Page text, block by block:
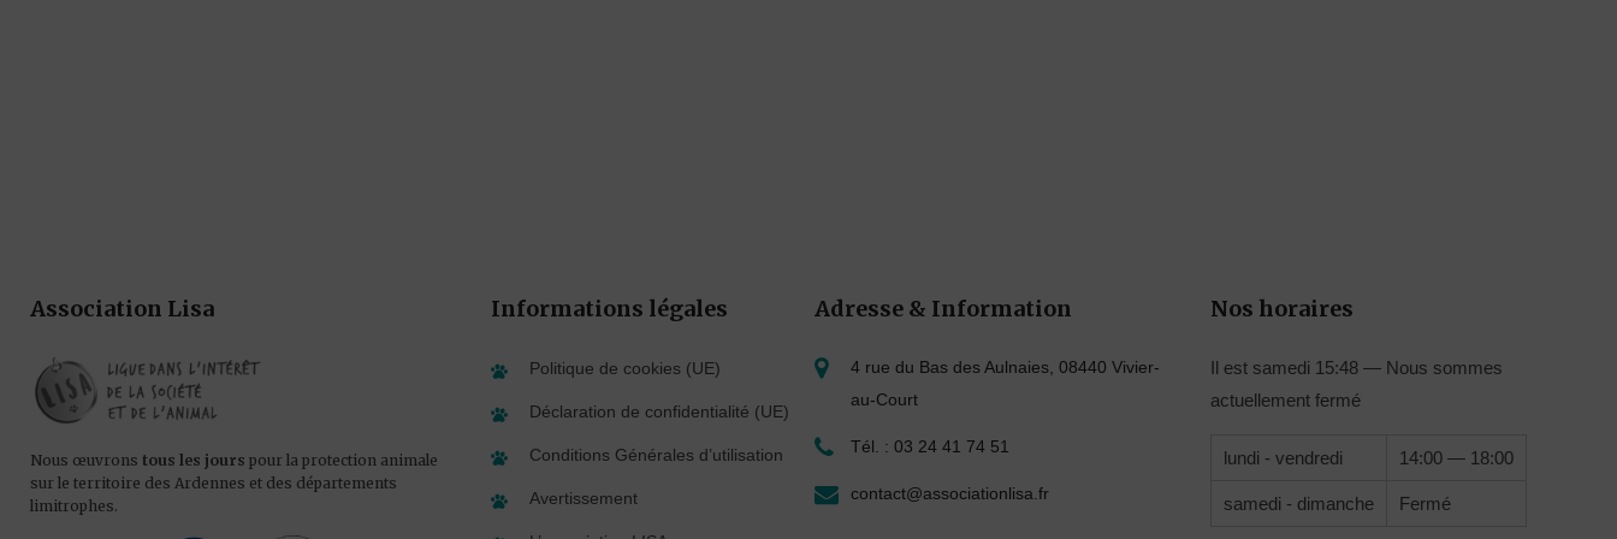
Association Lisa
Nous œuvrons tous les jours pour la protection animale
sur le territoire des Ardennes et des départements
limitrophes.
Informations légales
Politique de cookies (UE)
Déclaration de confidentialité (UE)
Conditions Générales d’utilisation
Avertissement
Adresse & Information
4 rue du Bas des Aulnaies, 08440 Vivier-
au-Court
Tél. : 03 24 41 74 51
contact@associationlisa.fr
Nos horaires
Il estsamedi 15:48— Nous sommes
actuellement fermé
lundi - vendredi 14:00 — 18:00
samedi - dimanche Fermé